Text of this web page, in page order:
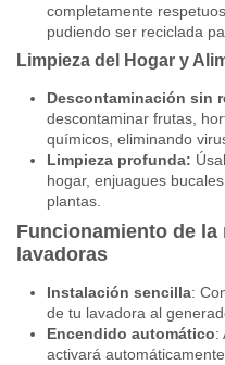
completamente
pudiendo ser reciclada
Limpieza del Hogar y
Descontaminación sin
descontaminar frutas,
químicos, eliminando
Limpieza profunda:
hogar, enjuagues
plantas.
Funcionamiento de la
lavadoras
Instalación sencilla:
de tu lavadora al
Encendido automático:
activará